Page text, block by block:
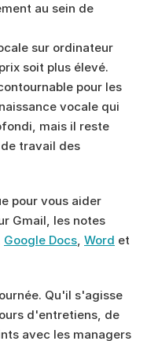
au sein de
sur ordinateur
soit plus élevé.
pour les
vocale qui
mais il reste
travail des
pour vous aider
Gmail, les notes
Google Docs, Word
Qu'il s'agisse
d'entretiens, de
avec les managers